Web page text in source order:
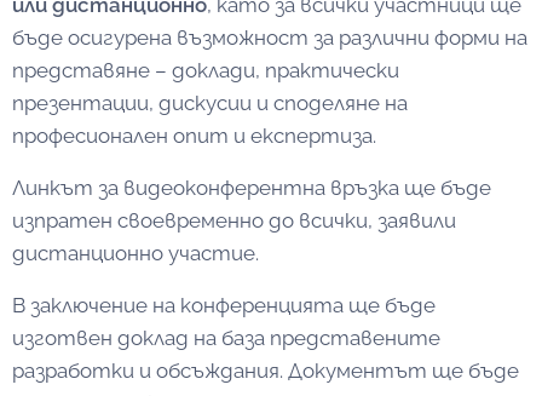
бъде осигурена възможност за различни форми на
представяне – доклади, практически
презентации, дискусии и споделяне на
професионален опит и експертиза.
Линкът за видеоконферентна връзка ще бъде
изпратен своевременно до всички, заявили
дистанционно участие.
В заключение на конференцията ще бъде
изготвен доклад на база представените
разработки и обсъждания. Документът ще бъде